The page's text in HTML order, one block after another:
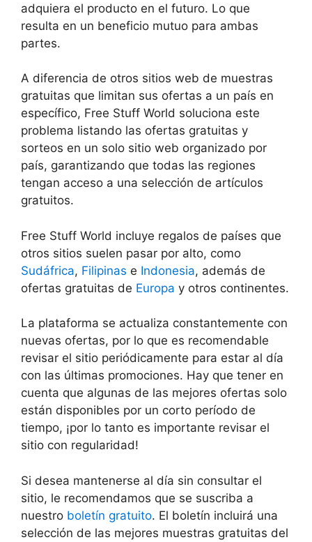
adquiera el producto en el futuro. Lo que
resulta en un beneficio mutuo para ambas
partes.
A diferencia de otros sitios web de muestras
gratuitas que limitan sus ofertas a un país en
específico, Free Stuff World soluciona este
problema listando las ofertas gratuitas y
sorteos en un solo sitio web organizado por
país, garantizando que todas las regiones
tengan acceso a una selección de artículos
gratuitos.
Free Stuff World incluye regalos de países que
otros sitios suelen pasar por alto, como
Sudáfrica, Filipinas e Indonesia, además de
ofertas gratuitas de Europa y otros continentes.
La plataforma se actualiza constantemente con
nuevas ofertas, por lo que es recomendable
revisar el sitio periódicamente para estar al día
con las últimas promociones. Hay que tener en
cuenta que algunas de las mejores ofertas solo
están disponibles por un corto período de
tiempo, ¡por lo tanto es importante revisar el
sitio con regularidad!
Si desea mantenerse al día sin consultar el
sitio, le recomendamos que se suscriba a
nuestro boletín gratuito. El boletín incluirá una
selección de las mejores muestras gratuitas del